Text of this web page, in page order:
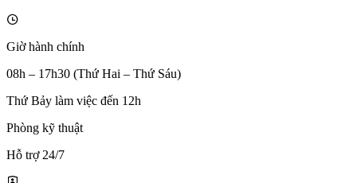
Giờ hành chính
08h – 17h30 (Thứ Hai – Thứ Sáu)
Thứ Bảy làm việc đến 12h
Phòng kỹ thuật
Hỗ trợ 24/7